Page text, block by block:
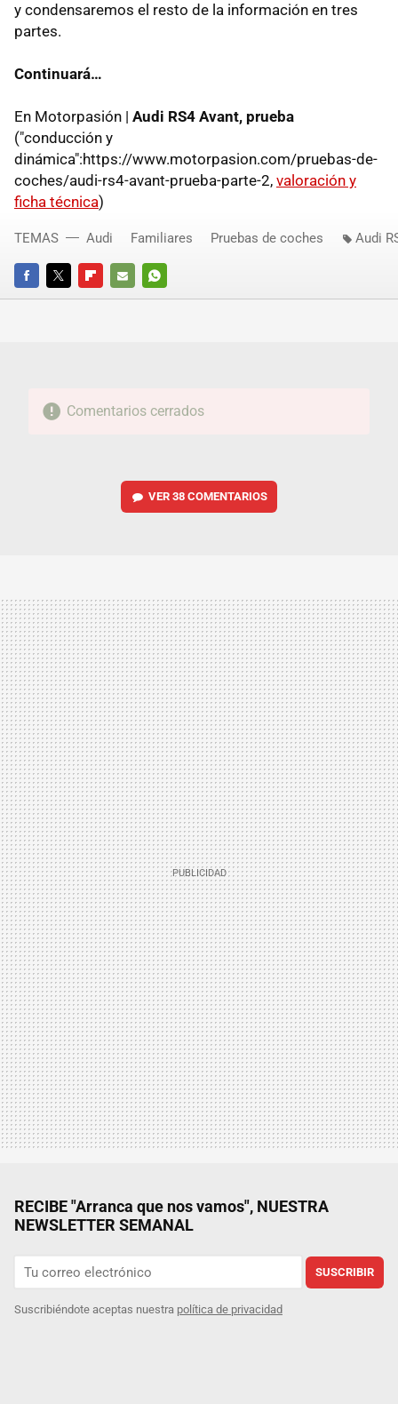
y condensaremos el resto de la información en tres
partes.
Continuará…
En Motorpasión | Audi RS4 Avant, prueba
("conducción y
dinámica":https://www.motorpasion.com/pruebas-de-
coches/audi-rs4-avant-prueba-parte-2, valoración y
ficha técnica)
FACEBOOKTWITTERFLIPBOARD
E-
WHATSAPP
TEMAS Audi Familiares Pruebas de coches Audi
Comentarios cerrados
VER 38 COMENTARIOS
RECIBE "Arranca que nos vamos", NUESTRA
NEWSLETTER SEMANAL
SUSCRIBIR
Suscribiéndote aceptas nuestra política de privacidad